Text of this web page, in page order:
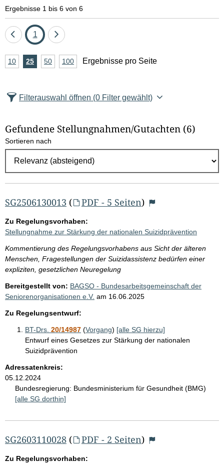
h
Ergebnisse 1 bis 6 von 6
Eine
zurück
Seite
1
Eine
vor
A
z
l
E
g
e
b
n
i
s
s
e
p
r
o
t
e
10Ergebnisse
25Ergebnisse
50Ergebnisse
100Ergebnisse
Ergebnisse pro Seite
Filterauswahl öffnen (0 Filter gewählt)
Gefundene Stellungnahmen/⁠Gutachten (6)
Sortieren nach
SG2506130013 ( PDF - 5 Seiten)
Zu Regelungsvorhaben:
Stellungnahme zur Stärkung der nationalen Suizidprävention
Kommentierung des Regelungsvorhabens aus Sicht der älteren
Menschen, Fragestellungen der Suizidassistenz bedürfen einer
expliziten, gesetzlichen Neuregelung
Bereitgestellt von: BAGSO - Bundesarbeitsgemeinschaft der
Seniorenorganisationen e.V. am 16.06.2025
Zu Regelungsentwurf:
BT-Drs. 20/14987 (Vorgang) [alle SG hierzu]
Entwurf eines Gesetzes zur Stärkung der nationalen
Suizidprävention
Adressatenkreis:
05.12.2024
Bundesregierung: Bundesministerium für Gesundheit (BMG)
[alle SG dorthin]
SG2603110028 ( PDF - 2 Seiten)
Zu Regelungsvorhaben: